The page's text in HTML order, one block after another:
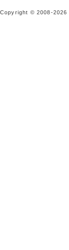
Copyright © 2008-2026